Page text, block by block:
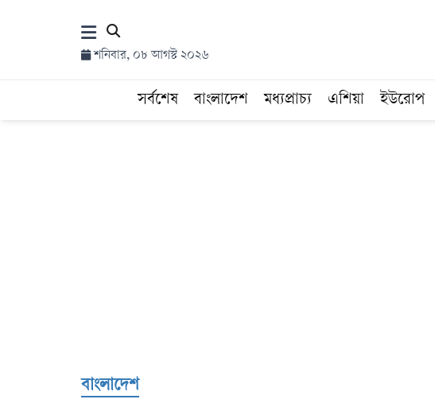
শনিবার, ০৮ আগস্ট ২০২৬
সর্বশেষ বাংলাদেশ মধ্যপ্রাচ্য এশিয়া ইউরোপ
বাংলাদেশ